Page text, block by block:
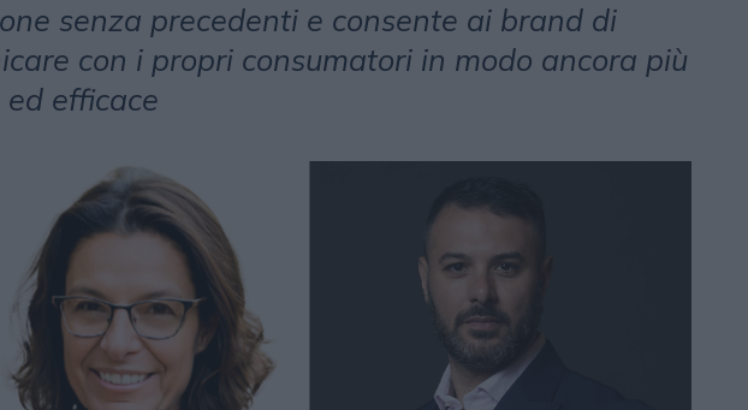
senza precedenti e consente ai brand di
con i propri consumatori in modo ancora più
efficace